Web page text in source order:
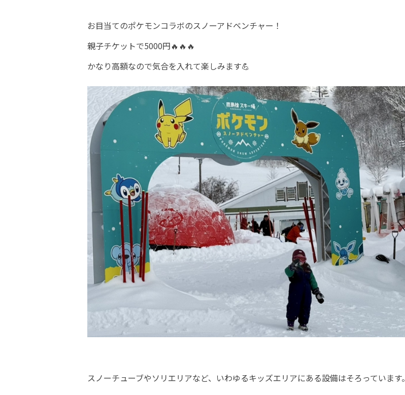
お目当てのポケモンコラボのスノーアドベンチャー！
親子チケットで5000円🔥🔥🔥
かなり高額なので気合を入れて楽しみます💪
スノーチューブやソリエリアなど、いわゆるキッズエリアにある設備はそろっています。